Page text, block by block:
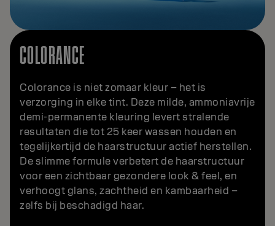
COLORANCE
Colorance is niet zomaar kleur – het is
verzorging in elke tint. Deze milde, ammoniavrije
demi-permanente kleuring levert stralende
resultaten die tot 25 keer wassen houden en
tegelijkertijd de haarstructuur actief herstellen.
De slimme formule verbetert de haarstructuur
voor een zichtbaar gezondere look & feel, en
verhoogt glans, zachtheid en kambaarheid –
zelfs bij beschadigd haar.